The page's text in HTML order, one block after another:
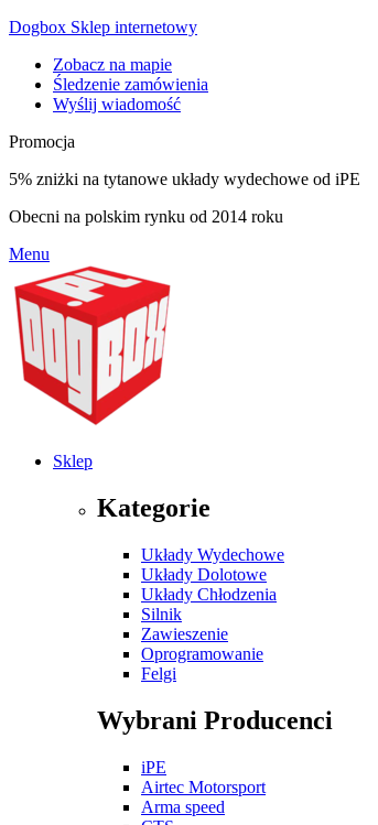
Dogbox Sklep internetowy
Zobacz na mapie
Śledzenie zamówienia
Wyślij wiadomość
Promocja
5% zniżki na tytanowe układy wydechowe od iPE
Obecni na polskim rynku od 2014 roku
Menu
Sklep
Kategorie
Układy Wydechowe
Układy Dolotowe
Układy Chłodzenia
Silnik
Zawieszenie
Oprogramowanie
Felgi
Wybrani Producenci
iPE
Airtec Motorsport
Arma speed